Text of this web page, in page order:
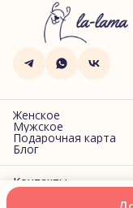
Женское
Мужское
Подарочная карта
Блог
Контакты